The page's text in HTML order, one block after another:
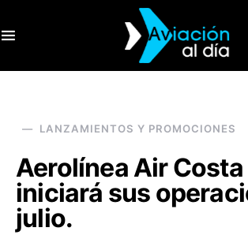
LANZAMIENTOS Y PROMOCIONES
Aerolínea Air Costa
iniciará sus
julio.